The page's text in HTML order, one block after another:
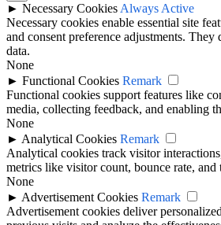
► Necessary Cookies Always Active
Necessary cookies enable essential site
and consent preference adjustments. They
data.
None
► Functional Cookies Remark
Functional cookies support features like
media, collecting feedback, and enabling
None
► Analytical Cookies Remark
Analytical cookies track visitor
metrics like visitor count, bounce rate, and
None
► Advertisement Cookies Remark
Advertisement cookies deliver